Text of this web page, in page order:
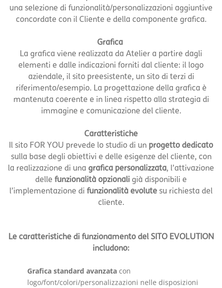
una selezione di funzionalità/personalizzazioni aggiuntive
concordate con il Cliente e della componente grafica.
Grafica
La grafica viene realizzata da Atelier a partire dagli
elementi e dalle indicazioni forniti dal cliente: il logo
aziendale, il sito preesistente, un sito di terzi di
riferimento/esempio. La progettazione della grafica è
mantenuta coerente e in linea rispetto alla strategia di
immagine e comunicazione del cliente.
Caratteristiche
Il sito FOR YOU prevede lo studio di un progetto dedicato
sulla base degli obiettivi e delle esigenze del cliente, con
la realizzazione di una grafica personalizzata, l’attivazione
delle funzionalità opzionali già disponibili e
l’implementazione di funzionalità evolute su richiesta del
cliente.
Le caratteristiche di funzionamento del SITO EVOLUTION
includono:
Grafica standard avanzata con
logo/font/colori/personalizzazioni nelle disposizioni